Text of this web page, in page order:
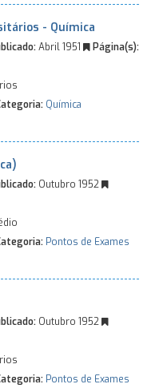
- Química
Abril 1951
Página(s):
Química
Outubro 1952
Pontos de Exames
Outubro 1952
Pontos de Exames